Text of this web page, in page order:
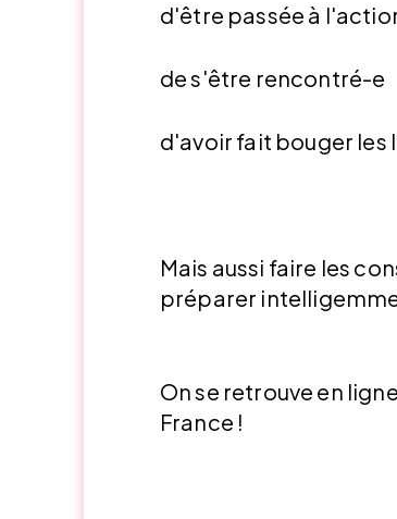
d'être passée à
de s'être rencontré-e
d'avoir fait bouger les
Mais aussi faire les
préparer
On se retrouve en
France !